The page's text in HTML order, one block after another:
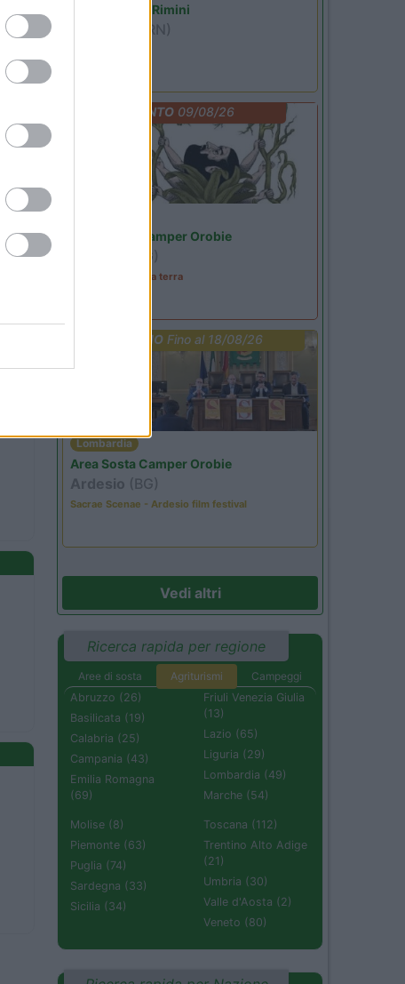
Camper Park Rimini
(RN)
EVENTO09/08/26
Area Sosta Camper Orobie
(BG)
A levar l'ombra da terra
PROMO Fino al 18/08/26
Lombardia
Area Sosta Camper Orobie
Ardesio (BG)
Sacrae Scenae - Ardesio film festival
Vedi altri
Ricerca rapida per regione
Aree di sosta Agriturismi
Campeggi
Abruzzo (26)
Basilicata (19)
Calabria (25)
Campania (43)
Emilia Romagna
(69)
Friuli Venezia Giulia
(13)
Lazio (65)
Liguria (29)
Lombardia (49)
Marche (54)
Molise (8)
Piemonte (63)
Puglia (74)
Sardegna (33)
Sicilia (34)
Toscana (112)
Trentino Alto Adige
(21)
Umbria (30)
Valle d'Aosta (2)
Veneto (80)